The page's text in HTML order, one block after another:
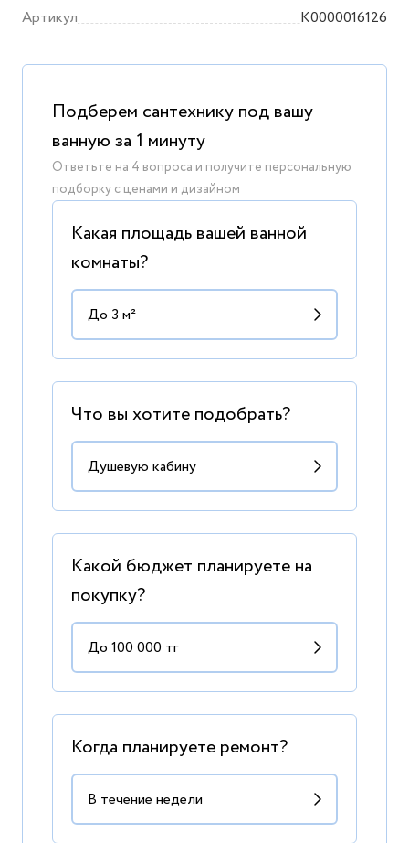
Артикул
K0000016126
Подберем сантехнику под вашу
ванную за 1 минуту
Ответьте на 4 вопроса и получите персональную
подборку с ценами и дизайном
Какая площадь вашей ванной
комнаты?
Что вы хотите подобрать?
Какой бюджет планируете на
покупку?
Когда планируете ремонт?